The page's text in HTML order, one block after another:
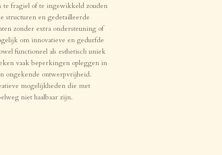
fragiel of te ingewikkeld zouden
structuren en gedetailleerde
zonder extra ondersteuning of
om innovatieve en gedurfde
functioneel als esthetisch uniek
vaak beperkingen opleggen in
ongekende ontwerpvrijheid.
mogelijkheden die met
niet haalbaar zijn.